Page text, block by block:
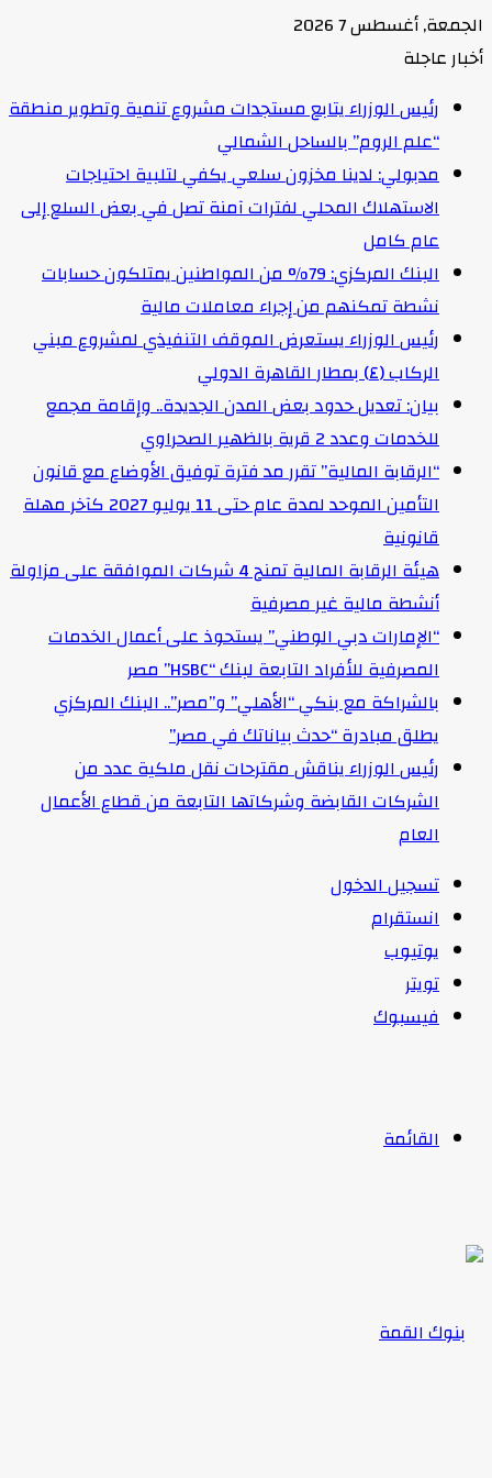
الجمعة, أغسطس 7 2026
أخبار عاجلة
رئيس الوزراء يتابع مستجدات مشروع تنمية وتطوير منطقة
“علم الروم” بالساحل الشمالي
مدبولي: لدينا مخزون سلعي يكفي لتلبية احتياجات
الاستهلاك المحلي لفترات آمنة تصل في بعض السلع إلى
عام كامل
البنك المركزي: 79% من المواطنين يمتلكون حسابات
نشطة تمكنهم من إجراء معاملات مالية
رئيس الوزراء يستعرض الموقف التنفيذي لمشروع مبني
الركاب (٤) بمطار القاهرة الدولي
بيان: تعديل حدود بعض المدن الجديدة.. وإقامة مجمع
للخدمات وعدد 2 قرية بالظهير الصحراوي
“الرقابة المالية” تقرر مد فترة توفيق الأوضاع مع قانون
التأمين الموحد لمدة عام حتى 11 يوليو 2027 كآخر مهلة
قانونية
هيئة الرقابة المالية تمنح 4 شركات الموافقة على مزاولة
أنشطة مالية غير مصرفية
“الإمارات دبي الوطني” يستحوذ على أعمال الخدمات
المصرفية للأفراد التابعة لبنك “HSBC” مصر
بالشراكة مع بنكي “الأهلي” و”مصر”.. البنك المركزي
يطلق مبادرة “حدث بياناتك في مصر”
رئيس الوزراء يناقش مقترحات نقل ملكية عدد من
الشركات القابضة وشركاتها التابعة من قطاع الأعمال
العام
تسجيل الدخول
انستقرام
يوتيوب
تويتر
فيسبوك
القائمة